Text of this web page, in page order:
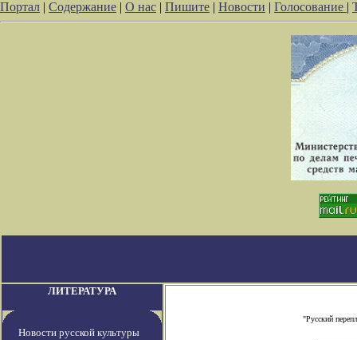
Портал | Содержание | О нас | Пишите | Новости | Голосование |
ЛИТЕРАТУРА
Новости русской культуры
"Русский